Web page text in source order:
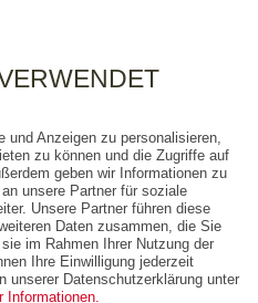
und Anzeigen zu personalisieren,
zu können und die Zugriffe auf
geben wir Informationen zu
an unsere Partner für soziale
Unsere Partner führen diese
Daten zusammen, die Sie
im Rahmen Ihrer Nutzung der
Ihre Einwilligung jederzeit
unserer Datenschutzerklärung unter
Informationen.